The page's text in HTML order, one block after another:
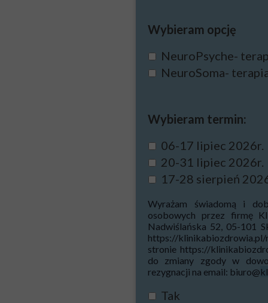
Wybieram opcję
NeuroPsyche-
NeuroSoma-
Wybieram termin:
06-17 lipiec 2026r.
20-31 lipiec 2026r.
17-28 sierpień
Wyrażam świadomą i
osobowych przez firmę
Nadwiślańska 52, 05-101
https://
stronie https://
do zmiany zgody w
rezygnacji na email: biuro@
Tak